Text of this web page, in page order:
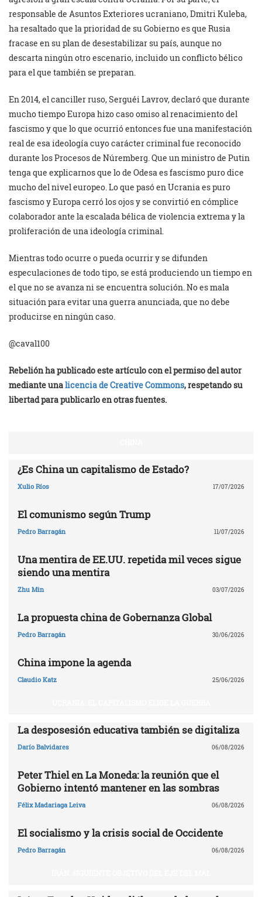
responsable de Asuntos Exteriores ucraniano, Dmitri Kuleba,
ha resaltado que la prioridad de su Gobierno es que Rusia
fracase en su plan de desestabilizar su país, aunque no
descarta ningún otro escenario, incluido un conflicto bélico
para el que también se preparan.
En 2014, el canciller ruso, Serguéi Lavrov, declaró que durante
mucho tiempo Europa hizo caso omiso al renacimiento del
fascismo y que lo que ocurrió entonces fue una manifestación
real de esa ideología cuyo carácter criminal fue reconocido
durante los Procesos de Núremberg. Que un ministro de Putin
tenga que explicarnos que lo de Odesa es fascismo puro dice
mucho del nivel europeo. Lo que pasó en Ucrania es puro
fascismo y Europa cerró los ojos y se convirtió en cómplice
colaborador ante la escalada bélica de violencia extrema y la
proliferación de una ideología criminal.
Mientras todo ocurre o pueda ocurrir y se difunden
especulaciones de todo tipo, se está produciendo un tiempo en
el que no se avanza ni se encuentra solución. No es mala
situación para evitar una guerra anunciada, que no debe
producirse en ningún caso.
@caval100
Rebelión ha publicado este artículo con el permiso del autor
mediante unalicencia de Creative Commons, respetando su
libertad para publicarlo en otras fuentes.
¿Es China un capitalismo de Estado?
Xulio Ríos 17/07/2026
El comunismo según Trump
Pedro Barragán 11/07/2026
Una mentira de EE.UU. repetida mil veces sigue
siendo una mentira
Zhu Min 03/07/2026
La propuesta china de Gobernanza Global
Pedro Barragán 30/06/2026
China impone la agenda
Claudio Katz 25/06/2026
La desposesión educativa también se digitaliza
Darío Balvidares 06/08/2026
Peter Thiel en La Moneda: la reunión que el
Gobierno intentó mantener en las sombras
Félix Madariaga Leiva 06/08/2026
El socialismo y la crisis social de Occidente
Pedro Barragán 06/08/2026